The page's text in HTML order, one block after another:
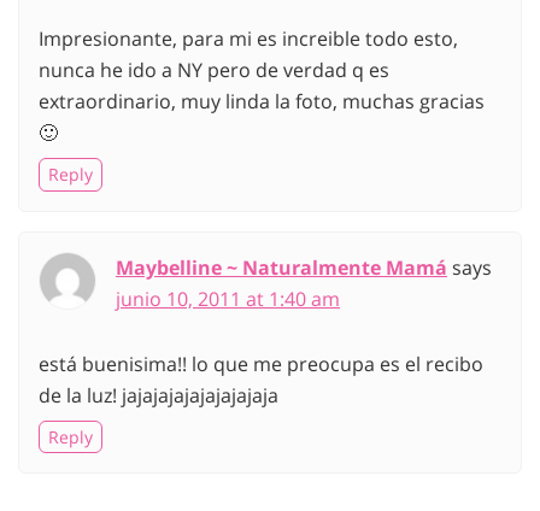
Impresionante, para mi es increible todo esto,
nunca he ido a NY pero de verdad q es
extraordinario, muy linda la foto, muchas gracias
🙂
Reply
Maybelline ~ Naturalmente Mamá says
junio 10, 2011 at 1:40 am
está buenisima!! lo que me preocupa es el recibo
de la luz! jajajajajajajajajaja
Reply